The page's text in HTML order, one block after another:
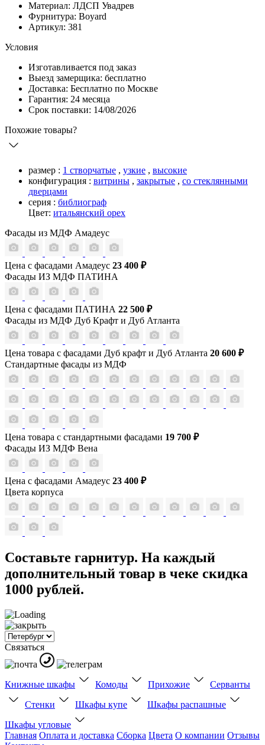
Материал: ЛДСП Увадрев
Фурнитура: Boyard
Артикул: 381
Условия
Изготавливается под заказ
Выезд замерщика: бесплатно
Доставка: Бесплатно по Москве
Гарантия: 24 месяца
Срок поставки: 14/08/2026
Похожие товары?
размер : 1 створчатые , узкие , высокие
конфигурация : витрины , закрытые , со стеклянными
дверцами
серия : библиограф
Цвет: итальянский орех
Фасады из МДФ Амадеус
Цена с фасадами Амадеус 23 400 ₽
Фасады ИЗ МДФ ПАТИНА
Цена с фасадами ПАТИНА 22 500 ₽
Фасады из МДФ Дуб Крафт и Дуб Атланта
Цена товара с фасадами Дуб крафт и Дуб Атланта 20 600 ₽
Стандартные фасады из МДФ
Цена товара с стандартными фасадами 19 700 ₽
Фасады ИЗ МДФ Вена
Цена с фасадами Амадеус 23 400 ₽
Цвета корпуса
Составьте гарнитур. На каждый
дополнительный товар в чеке скидка
1000 рублей.
Связаться
Книжные шкафы Комоды Прихожие
Серванты
Стенки
Шкафы купе
Шкафы распашные
Шкафы угловые
Главная Оплата и доставка Сборка Цвета О компании Отзывы